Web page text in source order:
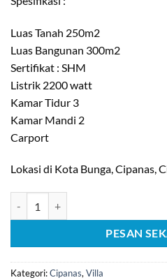
Luas Tanah 250m2
Luas Bangunan 300m2
Sertifikat : SHM
Listrik 2200 watt
Kamar Tidur 3
Kamar Mandi 2
Carport
Lokasi di Kota Bunga, Cipanas,
PESAN
Kategori:Cipanas, Villa